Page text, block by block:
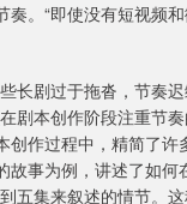
。“即使没有短视频
长剧过于拖沓，节奏
剧本创作阶段注重节
作过程中，精简了
事为例，讲述了如
五集来叙述的情节。